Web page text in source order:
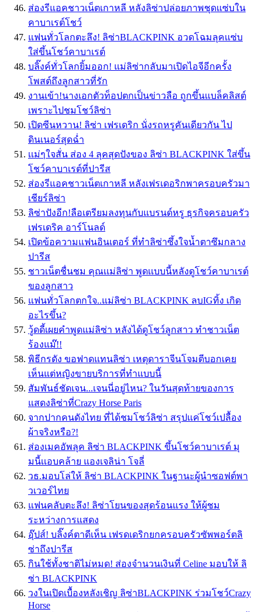
ส่องรีแอคชาวเน็ตเกาหลี หลังลิซ่าปล่อยภาพชุดแซ่บใน
คาบาเรต์โชว์
แฟนทั่วโลกตะลึง! ลิซ่าBLACKPINK อวดโฉมลุคแซ่บ
ใส่ขึ้นโชว์คาบาเรต์
บลิ๊งค์ทั่วโลกยิ้มออก! แม่ลิซ่ากลับมาเปิดไอจีอีกครั้ง
โพสต์ถึงลูกสาวที่รัก
งานเข้า!นางเอกตัวท็อปตกเป็นข่าวลือ ถูกขึ้นแบล็คลิสต์
เพราะไปชมโชว์ลิซ่า
เปิดซีนหวาน! ลิซ่า เฟรเดริก นั่งรถหรูคันเดียวกัน ไป
ดินเนอร์สุดฉ่ำ
เเม่ๆใจสั่น ส่อง 4 ลุคสุดปังของ ลิซ่า BLACKPINK ใส่ขึ้น
โชว์คาบาเรต์ที่ปารีส
ส่องรีแอคชาวเน็ตเกาหลี หลังเฟรเดอริกพาครอบครัวมา
เชียร์ลิซ่า
ลิซ่าปังอีก!ลือเตรียมลงทุนกับแบรนด์หรู ธุรกิจครอบครัว
เฟรเดริค อาร์โนลด์
เปิดข้อความแฟนอินเตอร์ ที่ทำลิซ่าซึ้งใจน้ำตาซึมกลาง
ปารีส
ชาวเน็ตชื่นชม คุณเเม่ลิซ่า พูดเเบบนี้หลังดูโชว์คาบาเรต์
ของลูกสาว
แฟนทั่วโลกตกใจ..แม่ลิซ่า BLACKPINK ลบIGทิ้ง เกิด
อะไรขึ้น?
วู้ดดี้เผยคำพูดแม่ลิซ่า หลังได้ดูโชว์ลูกสาว ทำชาวเน็ต
ร้องแม๊!!
พิธีกรดัง ขอฟาดแทนลิซ่า เหตุดาราจีนโจมตีบอกเคย
เห็นแต่หญิงขายบริการที่ทำแบบนี้
สัมพันธ์ชัดเจน...เจนนี่อยู่ไหน? ในวันสุดท้ายของการ
แสดงลิซ่าที่Crazy Horse Paris
จากปากคนดังไทย ที่ได้ชมโชว์ลิซ่า สรุปแค่โชว์เปลื้อง
ผ้าจริงหรือ?!
ส่องเมคอัพลุค ลิซ่า BLACKPINK ขึ้นโชว์คาบาเรต์ มุ
มนี้เเอบคล้าย แองเจลิน่า โจลี่
วธ.มอบโล่ให้ ลิซ่า BLACKPINK ในฐานะผู้นำซอฟต์พา
วเวอร์ไทย
แฟนคลับตะลึง! ลิซ่าโยนของสุดร้อนแรง ให้ผู้ชม
ระหว่างการแสดง
อุ๊ปส์! บลิ๊งค์ตาดีเห็น เฟรดเดริกยกครอบครัวซัพพอร์ตลิ
ซ่าถึงปารีส
กินใช้ทั้งชาติไม่หมด! ส่องจำนวนเงินที่ Celine มอบให้ ลิ
ซ่า BLACKPINK
วงในเปิดเบื้องหลังเชิญ ลิซ่าBLACKPINK ร่วมโชว์Crazy
Horse